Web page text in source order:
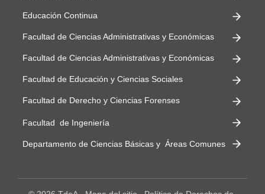
Educación Continua
Facultad de Ciencias Administrativas y Económicas
Facultad de Ciencias Administrativas y Económicas
Facultad de Educación y Ciencias Sociales
Facultad de Derecho y Ciencias Forenses
Facultad de Ingeniería
Departamento de Ciencias Básicas y Áreas Comunes